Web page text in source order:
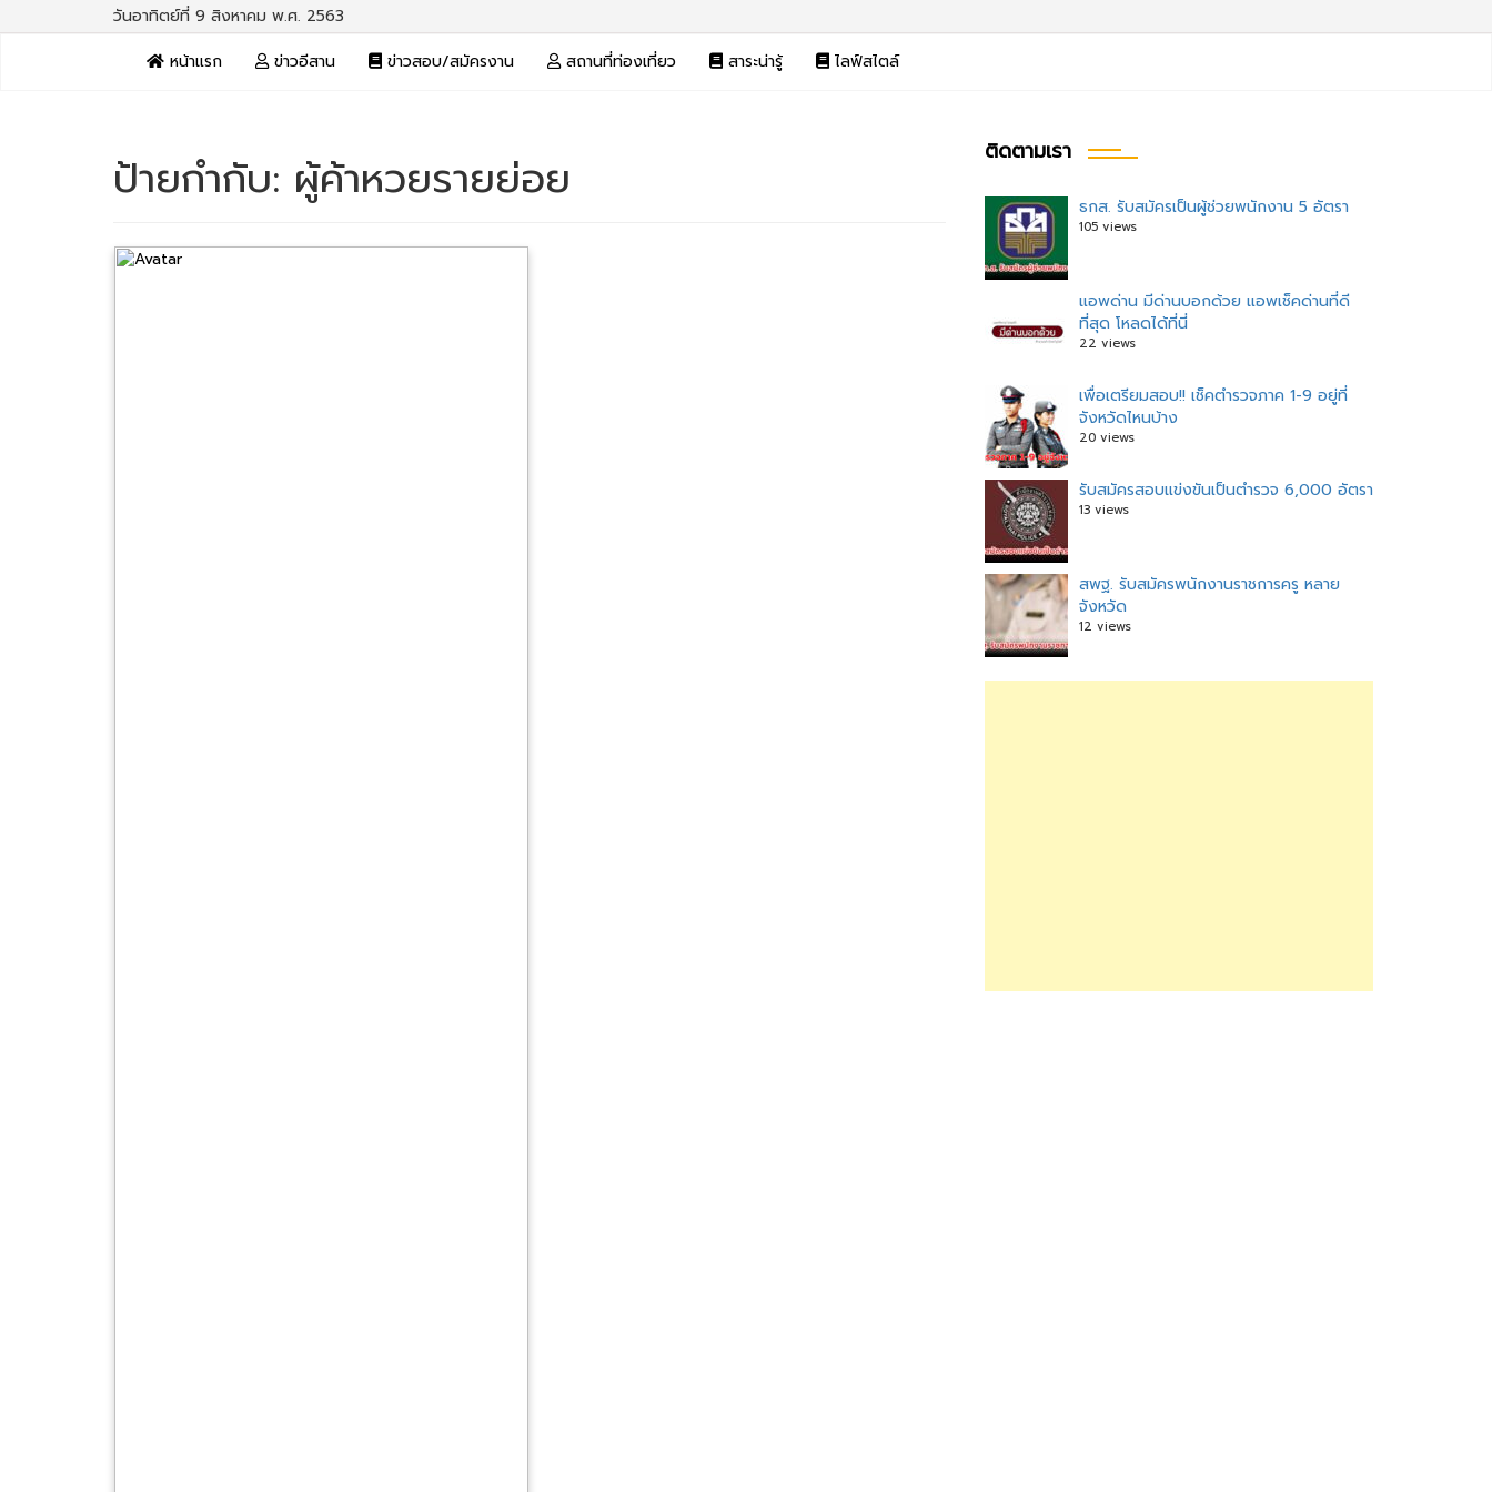
วันอาทิตย์ที่ 9 สิงหาคม พ.ศ. 2563
หน้าแรก
ข่าวอีสาน ข่าวสอบ/สมัครงาน สถานที่ท่องเที่ยว สาระน่ารู้ ไลฟ์สไตล์
ป้ายกำกับ: ผู้ค้าหวยรายย่อย ติดตามเรา
ธกส. รับสมัครเป็นผู้ช่วยพนักงาน 5 อัตรา
105 views
แอพด่าน มีด่านบอกด้วย แอพเช็คด่านที่ดี
ที่สุด โหลดได้ที่นี่
22 views
เพื่อเตรียมสอบ!! เช็คตำรวจภาค 1-9 อยู่ที่
จังหวัดไหนบ้าง
20 views
รับสมัครสอบแข่งขันเป็นตำรวจ 6,000 อัตรา
13 views
สพฐ. รับสมัครพนักงานราชการครู หลาย
จังหวัด
12 views